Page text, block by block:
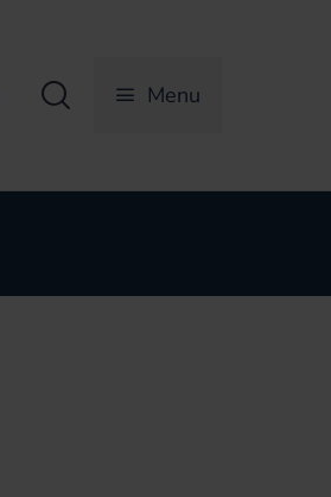
Zoeken Menu